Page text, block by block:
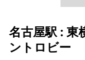
名古屋駅 : 東
ントロビー